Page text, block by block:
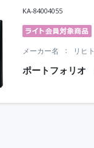
KA-84004055
ポートフォリ
メーカー名 リヒ